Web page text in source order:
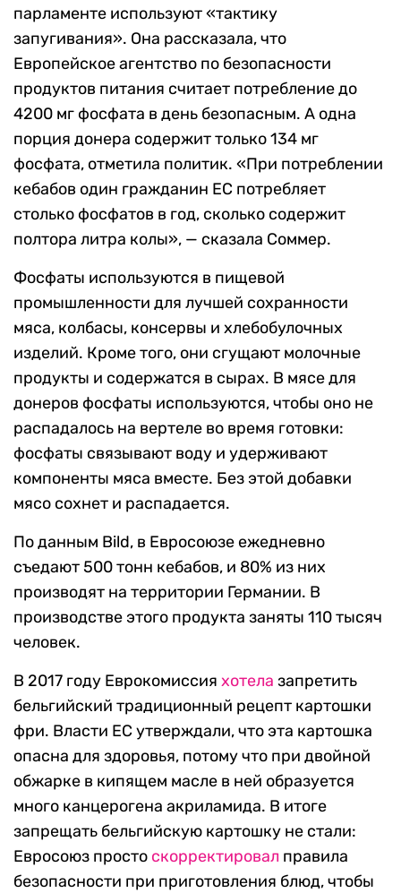
парламенте используют «тактику
запугивания». Она рассказала, что
Европейское агентство по безопасности
продуктов питания считает потребление до
4200 мг фосфата в день безопасным. А одна
порция донера содержит только 134 мг
фосфата, отметила политик. «При потреблении
кебабов один гражданин ЕС потребляет
столько фосфатов в год, сколько содержит
полтора литра колы», — сказала Соммер.
Фосфаты используются в пищевой
промышленности для лучшей сохранности
мяса, колбасы, консервы и хлебобулочных
изделий. Кроме того, они сгущают молочные
продукты и содержатся в сырах. В мясе для
донеров фосфаты используются, чтобы оно не
распадалось на вертеле во время готовки:
фосфаты связывают воду и удерживают
компоненты мяса вместе. Без этой добавки
мясо сохнет и распадается.
По данным Bild, в Евросоюзе ежедневно
съедают 500 тонн кебабов, и 80% из них
производят на территории Германии. В
производстве этого продукта заняты 110 тысяч
человек.
В 2017 году Еврокомиссия хотела запретить
бельгийский традиционный рецепт картошки
фри. Власти ЕС утверждали, что эта картошка
опасна для здоровья, потому что при двойной
обжарке в кипящем масле в ней образуется
много канцерогена акриламида. В итоге
запрещать бельгийскую картошку не стали:
Евросоюз просто скорректировал правила
безопасности при приготовления блюд, чтобы